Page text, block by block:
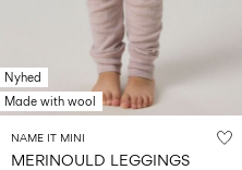
Nyhed
Made with wool
NAME IT MINI
MERINOULD LEGGINGS